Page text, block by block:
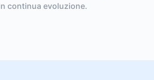
continua evoluzione.